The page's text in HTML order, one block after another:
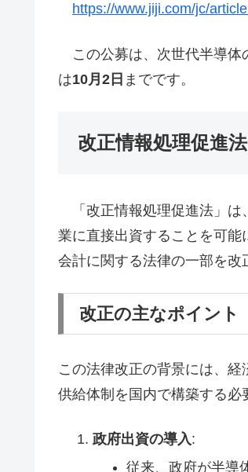
https://www.jiji.com/jc/
この公募は、次世代半導体
は10月2日 までです。
改正情報処理促進
「改正情報処理促進法」は
業に直接出資することを可能
会計に関する法律の一部を改
改正の主なポイント
この法律改正の背景には、
供給体制を国内で構築する必
政府出資の導入:
従来、政府が半導